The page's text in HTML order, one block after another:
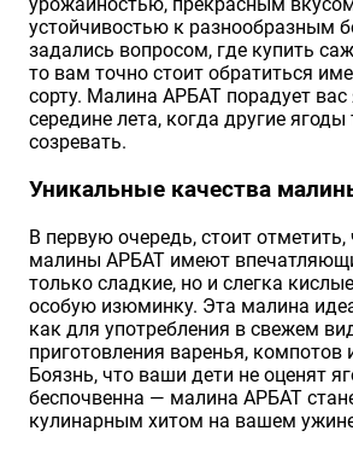
урожайностью, прекрасным
устойчивостью к разнообразным
задались вопросом, где купить
то вам точно стоит обратиться
сорту. Малина АРБАТ порадует
середине лета, когда другие
созревать.
Уникальные качества
В первую очередь, стоит отметить,
малины АРБАТ имеют
только сладкие, но и слегка
особую изюминку. Эта малина
как для употребления в свежем
приготовления варенья, компотов
Боязнь, что ваши дети не оценят
беспочвенна — малина АРБАТ
кулинарным хитом на вашем